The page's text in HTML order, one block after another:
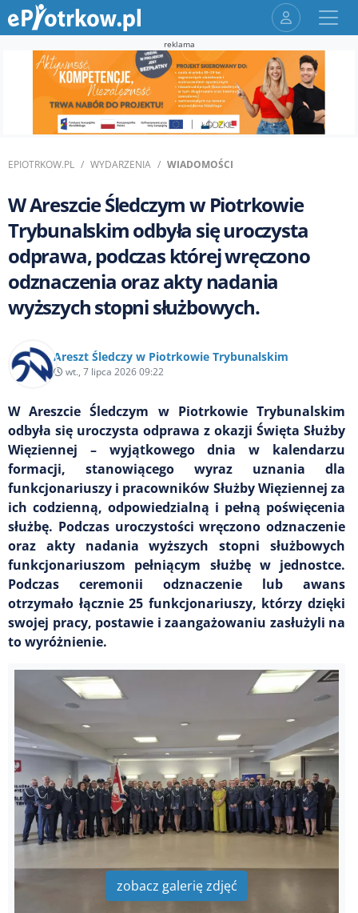
reklama
EPIOTRKOW.PL WYDARZENIA WIADOMOŚCI
W Areszcie Śledczym w Piotrkowie
Trybunalskim odbyła się uroczysta
odprawa, podczas której wręczono
odznaczenia oraz akty nadania
wyższych stopni służbowych.
Areszt Śledczy w Piotrkowie Trybunalskim
wt., 7 lipca 2026 09:22
W Areszcie Śledczym w Piotrkowie Trybunalskim
odbyła się uroczysta odprawa z okazji Święta Służby
Więziennej – wyjątkowego dnia w kalendarzu
formacji, stanowiącego wyraz uznania dla
funkcjonariuszy i pracowników Służby Więziennej za
ich codzienną, odpowiedzialną i pełną poświęcenia
służbę. Podczas uroczystości wręczono odznaczenie
oraz akty nadania wyższych stopni służbowych
funkcjonariuszom pełniącym służbę w jednostce.
Podczas ceremonii odznaczenie lub awans
otrzymało łącznie 25 funkcjonariuszy, którzy dzięki
swojej pracy, postawie i zaangażowaniu zasłużyli na
to wyróżnienie.
zobacz galerię zdjęć